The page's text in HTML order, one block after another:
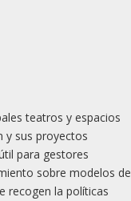
teatros y espacios
y sus proyectos
para gestores
sobre modelos de
recogen la políticas